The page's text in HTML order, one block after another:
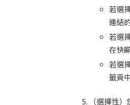
若選
連結
若選
在快
若選
籤頁
（選擇性